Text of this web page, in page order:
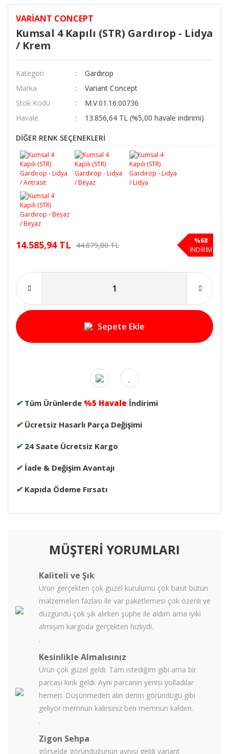
VARIANT CONCEPT
Kumsal 4 Kapılı (STR) Gardırop - Lidya
/ Krem
Kategori
Gardırop
Marka
Variant Concept
Stok Kodu
M.V.01.16.00736
Havale
13.856,64 TL (%5,00 havale indirimi)
DİĞER RENK SEÇENEKLERİ
14.585,94 TL 44.879,80 TL
%68
İNDİRİM
Sepete Ekle
✔ Tüm Ürünlerde %5 Havale İndirimi
✔ Ücretsiz Hasarlı Parça Değişimi
✔ 24 Saate Ücretsiz Kargo
✔ İade & Değişim Avantajı
✔ Kapıda Ödeme Fırsatı
MÜŞTERİ YORUMLARI
Kaliteli ve Şık
Ürün gerçekten çok güzel kurulumu çok basit bütün
malzemeleri fazlası ile var paketlemesi çok özenli ve
düzgündü çok şık alırken şüphe ile aldım ama iyiki
almışım kargoda gerçekten hızlıydı.
.
Kesinlikle Almalısınız
Ürün çok güzel geldi. Tam istediğim gibi ama bir
parcası kırık geldi. Aynı parcanın yenisi yolladılar
hemen. Düşünmeden alın derim göründügü gibi
geliyor memnun kalırsınız ben memnun kaldım.
.
Zigon Sehpa
görselde göründüğünün aynısı geldi variant